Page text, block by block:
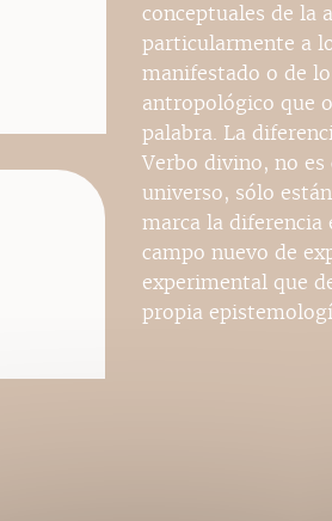
conceptuales de la
particularmente a
manifestado o de
antropológico que
palabra. La
Verbo divino, no
universo, sólo
marca la
campo nuevo de
experimental que
propia